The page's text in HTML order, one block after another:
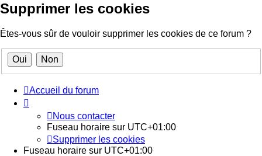
Supprimer les cookies
Êtes-vous sûr de vouloir supprimer les cookies de ce forum ?
Accueil du forum
Nous contacter
Fuseau horaire sur UTC+01:00
Supprimer les cookies
Fuseau horaire sur UTC+01:00